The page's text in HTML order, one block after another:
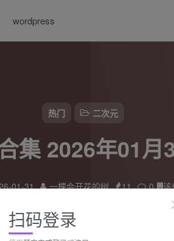
热门 二次元
集 2026年01月
01-31 一棵会开花的树 11 0 该
wordpress
扫码登录